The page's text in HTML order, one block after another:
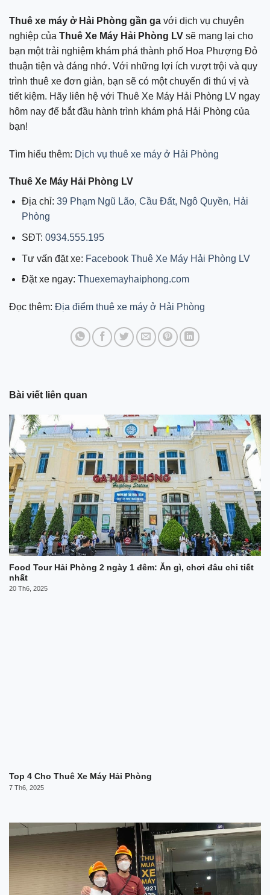
Thuê xe máy ở Hải Phòng gần ga với dịch vụ chuyên
nghiệp của Thuê Xe Máy Hải Phòng LV sẽ mang lại cho
bạn một trải nghiệm khám phá thành phố Hoa Phượng Đỏ
thuận tiện và đáng nhớ. Với những lợi ích vượt trội và quy
trình thuê xe đơn giản, bạn sẽ có một chuyến đi thú vị và
tiết kiệm. Hãy liên hệ với Thuê Xe Máy Hải Phòng LV ngay
hôm nay để bắt đầu hành trình khám phá Hải Phòng của
bạn!
Tìm hiểu thêm: Dịch vụ thuê xe máy ở Hải Phòng
Thuê Xe Máy Hải Phòng LV
Địa chỉ: 39 Phạm Ngũ Lão, Cầu Đất, Ngô Quyền, Hải
Phòng
SĐT: 0934.555.195
Tư vấn đặt xe: Facebook Thuê Xe Máy Hải Phòng LV
Đặt xe ngay: Thuexemayhaiphong.com
Đọc thêm: Địa điểm thuê xe máy ở Hải Phòng
Bài viết liên quan
Food Tour Hải Phòng 2 ngày 1 đêm: Ăn gì, chơi đâu chi tiết
nhất
20 Th6, 2025
Top 4 Cho Thuê Xe Máy Hải Phòng
7 Th6, 2025